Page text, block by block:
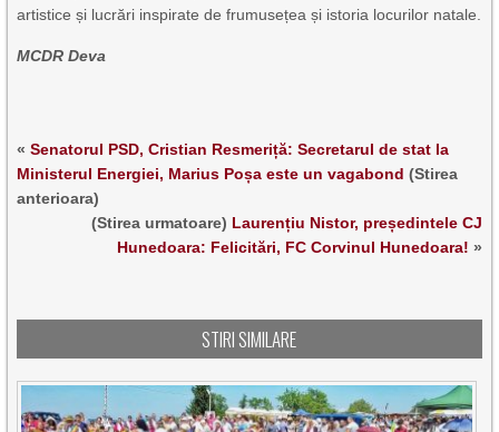
artistice și lucrări inspirate de frumusețea și istoria locurilor natale.
MCDR Deva
«Senatorul PSD, Cristian Resmeriță: Secretarul de stat la
Ministerul Energiei, Marius Poșa este un vagabond (Stirea
anterioara)
(Stirea urmatoare) Laurențiu Nistor, președintele CJ
Hunedoara: Felicitări, FC Corvinul Hunedoara! »
STIRI SIMILARE